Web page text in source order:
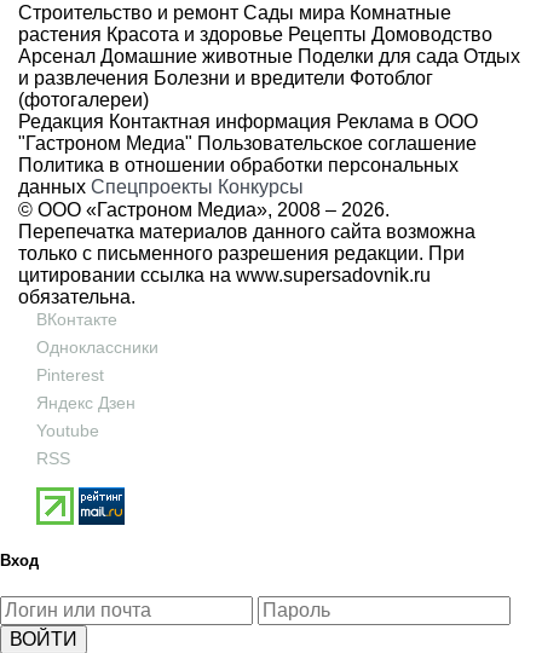
Строительство и ремонт Сады мира Комнатные
растения Красота и здоровье Рецепты Домоводство
Арсенал Домашние животные Поделки для сада Отдых
и развлечения Болезни и вредители Фотоблог
(фотогалереи)
Редакция Контактная информация Реклама в ООО
"Гастроном Медиа" Пользовательское соглашение
Политика в отношении обработки персональных
данных Спецпроекты Конкурсы
© ООО «Гастроном Медиа», 2008 – 2026.
Перепечатка материалов данного сайта возможна
только с письменного разрешения редакции. При
цитировании ссылка на www.supersadovnik.ru
обязательна.
ВКонтакте
Одноклассники
Pinterest
Яндекс Дзен
Youtube
RSS
Вход